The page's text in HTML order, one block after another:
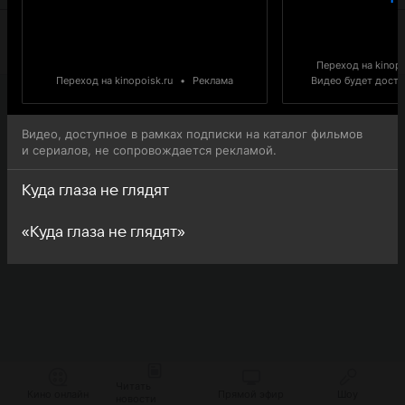
Переход на kinopoisk.ru • Реклама
Переход на
Видео будет
Видео, доступное в рамках подписки на каталог фильмов
и сериалов, не сопровождается рекламой.
Куда глаза не глядят
«Куда глаза не глядят»